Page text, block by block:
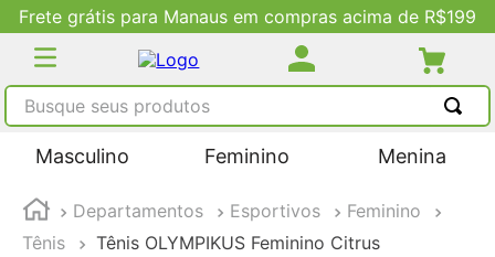
Frete grátis para Manaus em compras acima de R$199
Busque seus produtos
Masculino Feminino Menina
Departamentos Esportivos
Feminino
Tênis
Tênis OLYMPIKUS Feminino Citrus
TERMOS MAIS BUSCADOS
2
tenis feminino